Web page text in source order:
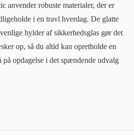
anvender robuste materialer, der er
i en travl hverdag. De glatte
hylder af sikkerhedsglas gør det
op, så du altid kan opretholde en
på opdagelse i det spændende udvalg